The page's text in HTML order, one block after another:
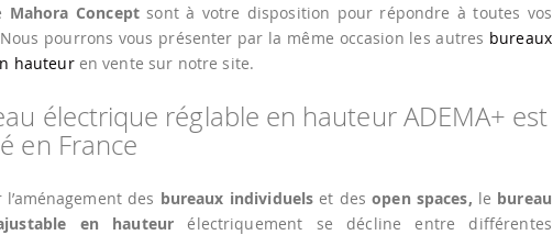
Mahora Conceptsont à votre disposition pour répondre à toutes vos
pourrons vous présenter par la même occasion les autres bureaux
hauteuren vente sur notre site.
électrique réglable en hauteur ADEMA+ est
en France
l’aménagement des bureaux individuels et desopen spaces, le bureau
en hauteur électriquement se décline entre différentes